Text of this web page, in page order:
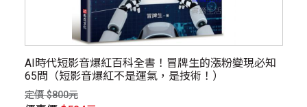
AI時代短影音爆紅百科全書！冒牌生的漲粉變現必知
65問（短影音爆紅不是運氣，是技術！）
定價 $800元